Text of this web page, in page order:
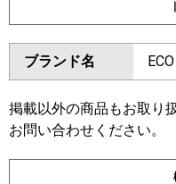
東芝
三菱電機
日立
ダイキン
ブランド名
掲載以外の商品もお取り
お問い合わせください。